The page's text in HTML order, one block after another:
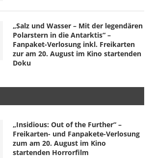
„Salz und Wasser – Mit der legendären
Polarstern in die Antarktis“ –
Fanpaket-Verlosung inkl. Freikarten
zur am 20. August im Kino startenden
Doku
„Insidious: Out of the Further“ –
Freikarten- und Fanpakete-Verlosung
zum am 20. August im Kino
startenden Horrorfilm